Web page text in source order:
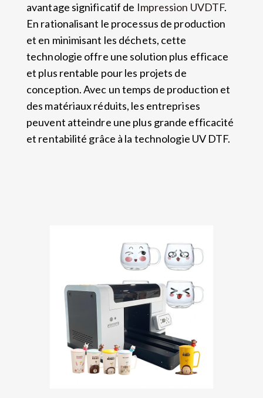
avantage significatif de Impression UVDTF.
En rationalisant le processus de production
et en minimisant les déchets, cette
technologie offre une solution plus efficace
et plus rentable pour les projets de
conception. Avec un temps de production et
des matériaux réduits, les entreprises
peuvent atteindre une plus grande efficacité
et rentabilité grâce à la technologie UV DTF.